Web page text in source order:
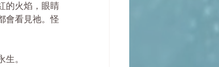
的火焰，眼睛
會看見祂。怪
。